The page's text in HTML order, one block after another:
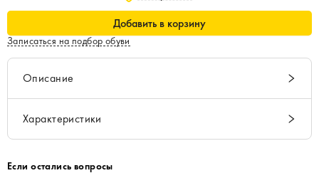
Добавить в корзину
Записаться на подбор обуви
Описание
Характеристики
Если остались вопросы